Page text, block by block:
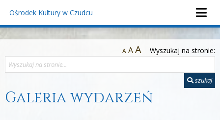
Ośrodek Kultury w Czudcu
A AA Wyszukaj na stronie:
szukaj
Galeria wydarzeń